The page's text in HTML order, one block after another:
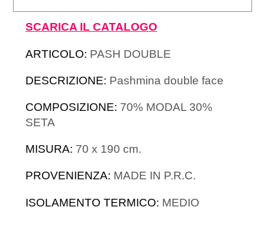
SCARICA IL CATALOGO
ARTICOLO: PASH DOUBLE
DESCRIZIONE: Pashmina double face
COMPOSIZIONE: 70% MODAL 30%
SETA
MISURA: 70 x 190 cm.
PROVENIENZA: MADE IN P.R.C.
ISOLAMENTO TERMICO: MEDIO